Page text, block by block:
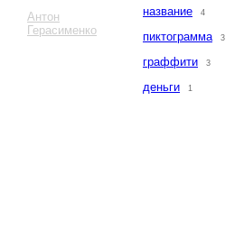
Антон
Герасименко
название 4
пиктограмма 3
граффити 3
деньги 1